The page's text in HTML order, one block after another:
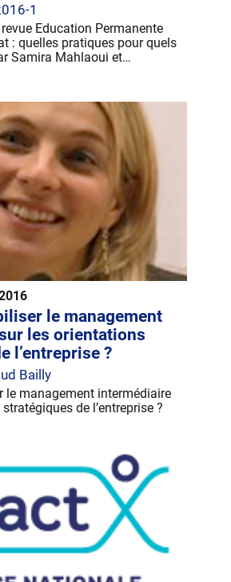
1
Education Permanente
: quelles pratiques pour quels
Samira Mahlaoui et…
le management
les orientations
l’entreprise ?
Bailly
le management intermédiaire
de l’entreprise ?